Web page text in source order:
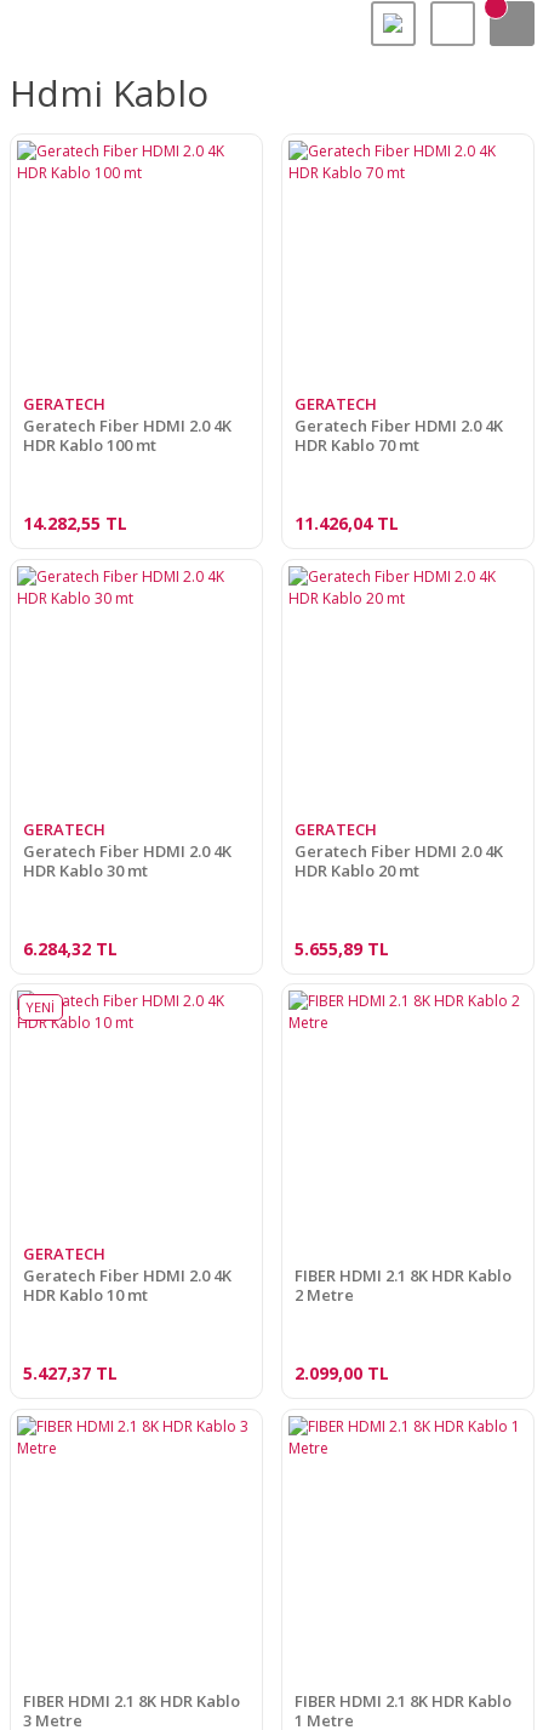
Hdmi Kablo
GERATECH
Geratech Fiber HDMI 2.0 4K
HDR Kablo 100 mt
14.282,55 TL
GERATECH
Geratech Fiber HDMI 2.0 4K
HDR Kablo 70 mt
11.426,04 TL
GERATECH
Geratech Fiber HDMI 2.0 4K
HDR Kablo 30 mt
6.284,32 TL
GERATECH
Geratech Fiber HDMI 2.0 4K
HDR Kablo 20 mt
5.655,89 TL
YENİ
GERATECH
Geratech Fiber HDMI 2.0 4K
HDR Kablo 10 mt
5.427,37 TL
FIBER HDMI 2.1 8K HDR Kablo
2 Metre
2.099,00 TL
FIBER HDMI 2.1 8K HDR Kablo
3 Metre
FIBER HDMI 2.1 8K HDR Kablo
1 Metre